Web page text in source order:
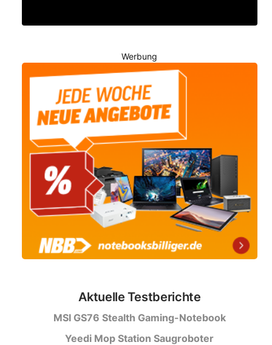
Werbung
Aktuelle Testberichte
MSI GS76 Stealth Gaming-Notebook
Yeedi Mop Station Saugroboter